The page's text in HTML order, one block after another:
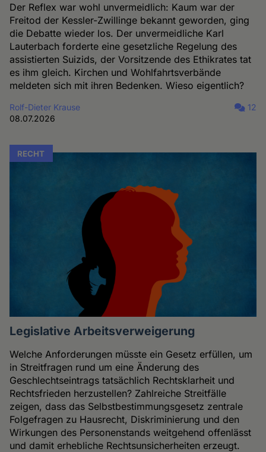
Der Reflex war wohl unvermeidlich: Kaum war der
Freitod der Kessler-Zwillinge bekannt geworden, ging
die Debatte wieder los. Der unvermeidliche Karl
Lauterbach forderte eine gesetzliche Regelung des
assistierten Suizids, der Vorsitzende des Ethikrates tat
es ihm gleich. Kirchen und Wohlfahrtsverbände
meldeten sich mit ihren Bedenken. Wieso eigentlich?
Rolf-Dieter Krause
08.07.2026
12
RECHT
Legislative Arbeitsverweigerung
Welche Anforderungen müsste ein Gesetz erfüllen, um
in Streitfragen rund um eine Änderung des
Geschlechtseintrags tatsächlich Rechtsklarheit und
Rechtsfrieden herzustellen? Zahlreiche Streitfälle
zeigen, dass das Selbstbestimmungsgesetz zentrale
Folgefragen zu Hausrecht, Diskriminierung und den
Wirkungen des Personenstands weitgehend offenlässt
und damit erhebliche Rechtsunsicherheiten erzeugt.